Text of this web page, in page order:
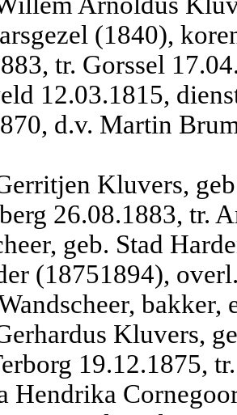
(1840),
tr. Gorssel
12.03.1815,
d.v. Martin
Kluvers,
26.08.1883, tr.
geb. Stad
(18751894),
bakker,
Kluvers,
19.12.1875,
Hendrika